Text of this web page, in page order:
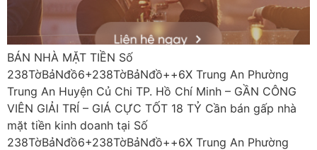
BÁN NHÀ MẶT TIỀN Số
238TờBảNđồ6+238TờBảNđồ++6X Trung An Phường
Trung An Huyện Củ Chi TP. Hồ Chí Minh – GẦN CÔNG
VIÊN GIẢI TRÍ – GIÁ CỰC TỐT 18 TỶ Cần bán gấp nhà
mặt tiền kinh doanh tại Số
238TờBảNđồ6+238TờBảNđồ++6X Trung An Phường